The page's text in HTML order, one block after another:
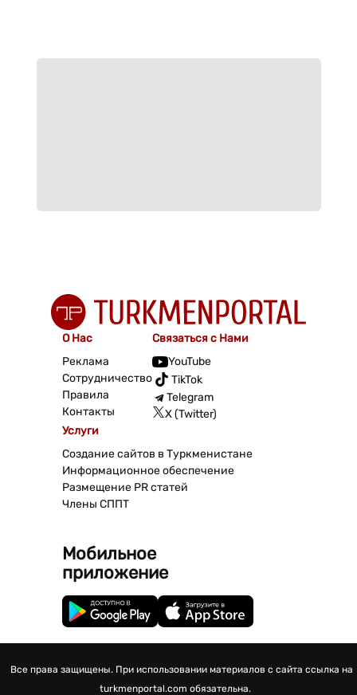
О Нас
Реклама
Сотрудничество
Правила
Контакты
Связаться с Нами
YouTube
TikTok
Telegram
X (Twitter)
Услуги
Создание сайтов в Туркменистане
Информационное обеспечение
Размещение PR статей
Члены СППТ
Мобильное
приложение
Все права защищены. При использовании материалов с сайта ссылка на
turkmenportal.com обязательна.